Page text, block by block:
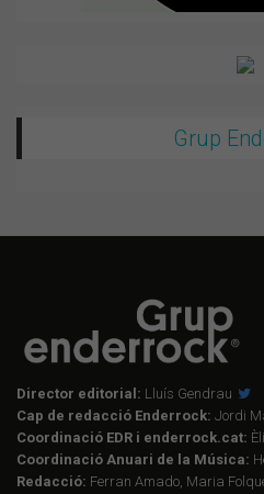
Grup
Director editorial: Lluís Gendrau
Cap de redacció Enderrock: Jordi
Coordinació EDR i enderrock.cat:
Coordinació Anuari de la Música:
Redacció: Ferran Amado, Maria